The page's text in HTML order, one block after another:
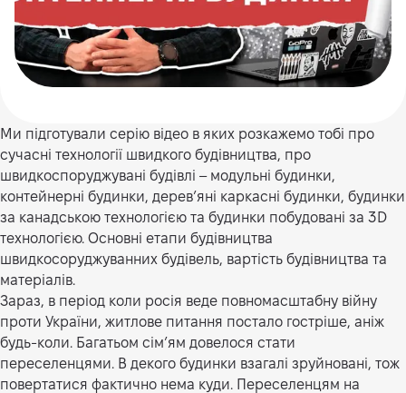
Ми підготували серію відео в яких розкажемо тобі про
сучасні технології швидкого будівництва, про
швидкоспоруджувані будівлі – модульні будинки,
контейнерні будинки, деревʼяні каркасні будинки, будинки
за канадською технологією та будинки побудовані за 3D
технологією. Основні етапи будівництва
швидкосоруджуванних будівель, вартість будівництва та
матеріалів.
Зараз, в період коли росія веде повномасштабну війну
проти України, житлове питання постало гостріше, аніж
будь-коли. Багатьом сім’ям довелося стати
переселенцями. В декого будинки взагалі зруйновані, тож
повертатися фактично нема куди. Переселенцям на